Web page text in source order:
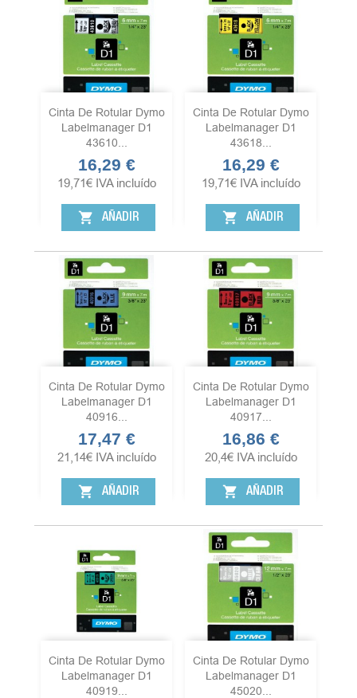
Cinta De Rotular Dymo
Labelmanager D1
43610...
Precio
16,29 €
19,71€ IVA incluído
shopping_cart AÑADIR
Cinta De Rotular Dymo
Labelmanager D1
43618...
Precio
16,29 €
19,71€ IVA incluído
shopping_cart AÑADIR
Cinta De Rotular Dymo
Labelmanager D1
40916...
Precio
17,47 €
21,14€ IVA incluído
shopping_cart AÑADIR
Cinta De Rotular Dymo
Labelmanager D1
40917...
Precio
16,86 €
20,4€ IVA incluído
shopping_cart AÑADIR
Cinta De Rotular Dymo
Labelmanager D1
40919...
Cinta De Rotular Dymo
Labelmanager D1
45020...